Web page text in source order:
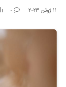
11 ژوئن 2023 0